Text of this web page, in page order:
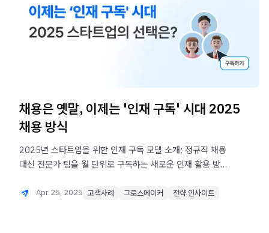
채용은 옛말, 이제는 '인재 구독' 시대 2025
채용 방식
2025년 스타트업을 위한 인재 구독 모델 소개: 정규직 채용
대신 전문가 팀을 월 단위로 구독하는 새로운 인재 활용 방식.
Apr 25, 2025 고객사례 그로스메이커 전략 인사이트